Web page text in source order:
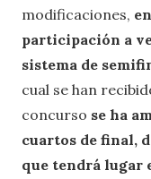
modificaciones,
participación a
sistema de
cual se han
concurso se ha
cuartos de final,
que tendrá lugar